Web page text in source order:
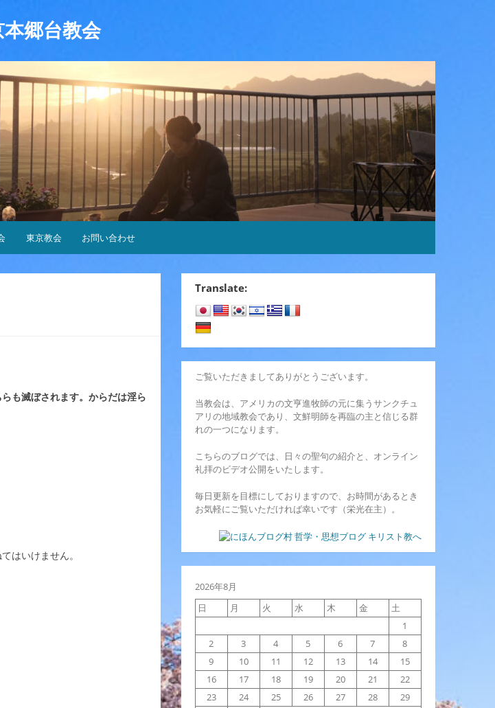
本郷台教会
東京教会 お問い合わせ
も滅ぼされます。からだは淫ら
はいけません。
Translate:
ご覧いただきましてありがとうございます。
当教会は、アメリカの文亨進牧師の元に集うサンクチュ
アリの地域教会であり、文鮮明師を再臨の主と信じる群
れの一つになります。
こちらのブログでは、日々の聖句の紹介と、オンライン
礼拝のビデオ公開をいたします。
毎日更新を目標にしておりますので、お時間があるとき
お気軽にご覧いただければ幸いです（栄光在主）。
2026年8月
日
月 火 水 木 金
土
1
2
3 4 5 6 7
8
9
10 11 12 13 14
15
16
17 18 19 20 21
22
23
24 25 26 27 28
29